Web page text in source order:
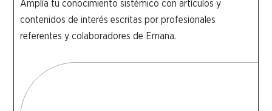
Amplía tu conocimiento sistémico con artículos y
contenidos de interés escritas por profesionales
referentes y colaboradores de Emana.